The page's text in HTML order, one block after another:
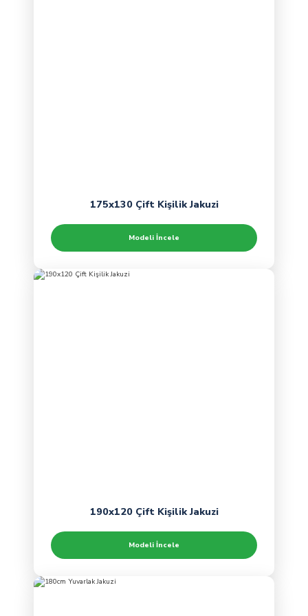
175x130 Çift Kişilik Jakuzi
Modeli İncele
190x120 Çift Kişilik Jakuzi
Modeli İncele